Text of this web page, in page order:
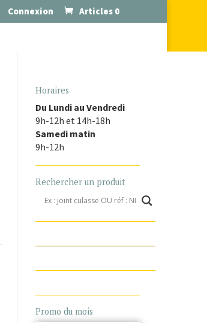
Connexion Articles 0
Horaires
Du Lundi au Vendredi
9h-12h et 14h-18h
Samedi matin
9h-12h
Rechercher un produit
Promo du mois